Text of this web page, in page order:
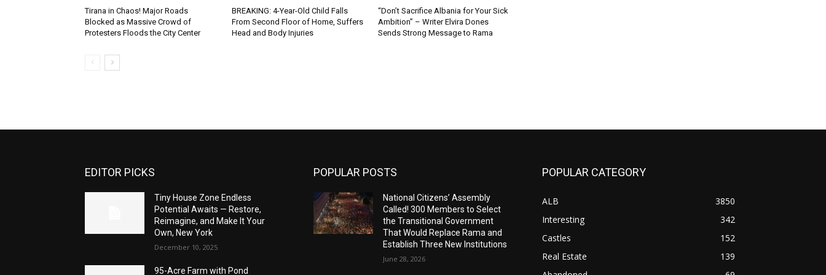
Tirana in Chaos! Major Roads
Blocked as Massive Crowd of
Protesters Floods the City Center
BREAKING: 4-Year-Old Child Falls
From Second Floor of Home, Suffers
Head and Body Injuries
“Don’t Sacrifice Albania for Your Sick
Ambition” – Writer Elvira Dones
Sends Strong Message to Rama
EDITOR PICKS
Tiny House Zone Endless
Potential Awaits — Restore,
Reimagine, and Make It Your
Own, New York
December 10, 2025
95-Acre Farm with Pond
POPULAR POSTS
National Citizens’ Assembly
Called! 300 Members to Select
the Transitional Government
That Would Replace Rama and
Establish Three New Institutions
June 28, 2026
POPULAR CATEGORY
ALB
3850
Interesting
342
Castles
152
Real Estate
139